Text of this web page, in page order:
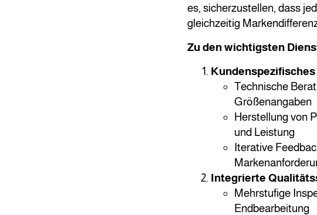
es, sicherzustellen, dass
gleichzeitig
Zu den wichtigsten
Technische
Größenangaben
Herstellung von
und Leistung
Iterative
Integrierte
Mehrstufige
Endbearbeitung